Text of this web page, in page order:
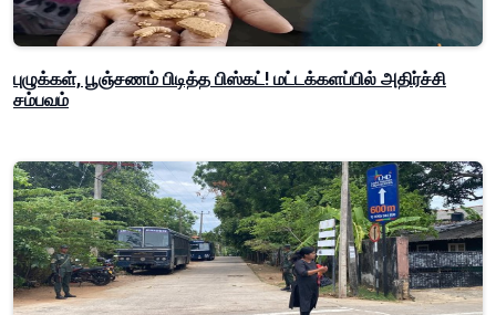
புழுக்கள், பூஞ்சணம் பிடித்த பிஸ்கட்! மட்டக்களப்பில் அதிர்ச்சி
சம்பவம்